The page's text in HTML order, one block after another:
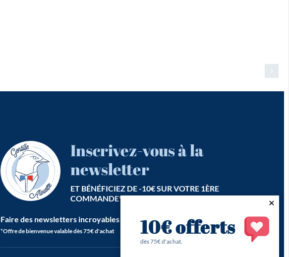
Inscrivez-vous à la
newsletter
ET BÉNÉFICIEZ DE -10€ SUR VOTRE 1ÈRE
COMMANDE*
Faire des newsletters incroyables est notre seconde vocation !
*Offre de bienvenue valable dès 75€ d'achat 10€ offerts
dès 75€ d'achat.